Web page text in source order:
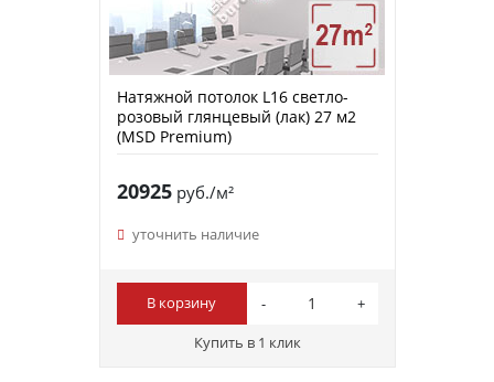
Натяжной потолок L16 светло-
розовый глянцевый (лак) 27 м2
(MSD Premium)
20925руб./м²
уточнить наличие
В корзину
Купить в 1 клик